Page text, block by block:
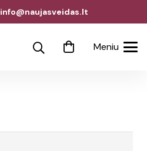
info@naujasveidas.lt
Meniu